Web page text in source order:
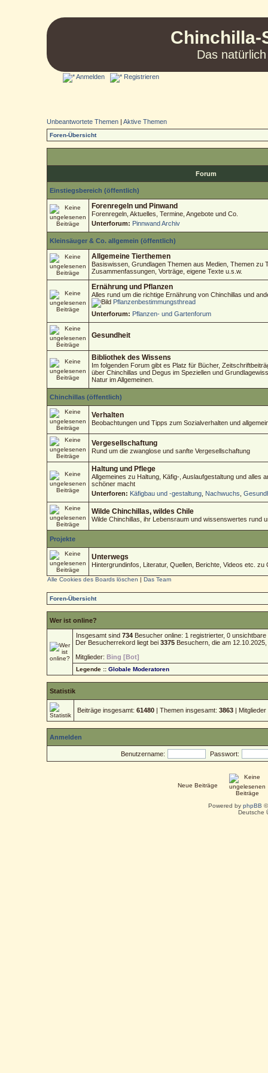
Chinchilla-
Das
Anmelden Registrieren
Unbeantwortete Themen |Aktive Themen
Foren-Übersicht
Forum
Einstiegsbereich (öffentlich)
Forenregeln und Pinwand
Forenregeln, Aktuelles, Termine, Angebote und Co.
Unterforum: Pinnwand Archiv
Kleinsäuger & Co. allgemein (öffentlich)
Allgemeine Tierthemen
Basiswissen, Grundlagen Themen aus Medien, Themen zu
Zusammenfassungen, Vorträge, eigene Texte u.s.w.
Ernährung und Pflanzen
Alles rund um die richtige Ernährung von Chinchillas und
Pflanzenbestimmungsthread
Unterforum: Pflanzen- und Gartenforum
Gesundheit
Bibliothek des Wissens
Im folgenden Forum gibt es Platz für Bücher,
über Chinchillas und Degus im Speziellen und
Natur im Allgemeinen.
Chinchillas (öffentlich)
Verhalten
Beobachtungen und Tipps zum Sozialverhalten und
Vergesellschaftung
Rund um die zwanglose und sanfte Vergesellschaftung
Haltung und Pflege
Allgemeines zu Haltung, Käfig-, Auslaufgestaltung und alles
schöner macht
Unterforen: Käfigbau und -gestaltung Nachwuchs ,
Wilde Chinchillas, wildes Chile
Wilde Chinchillas, ihr Lebensraum und wissenswertes rund
Projekte
Unterwegs
Hintergrundinfos, Literatur, Quellen, Berichte, Videos etc. zu
Alle Cookies des Boards löschen |Das Team
Foren-Übersicht
Wer ist online?
Insgesamt sind734 Besucher online: 1 registrierter, 0
Der Besucherrekord liegt bei3375 Besuchern, die am
Mitglieder:Bing [Bot]
Legende ::Globale Moderatoren
Statistik
Beiträge insgesamt:61480 | Themen insgesamt:3863 |
Anmelden
Benutzername: Passwort:
Neue Beiträge
Powered by phpBB
Deutsche